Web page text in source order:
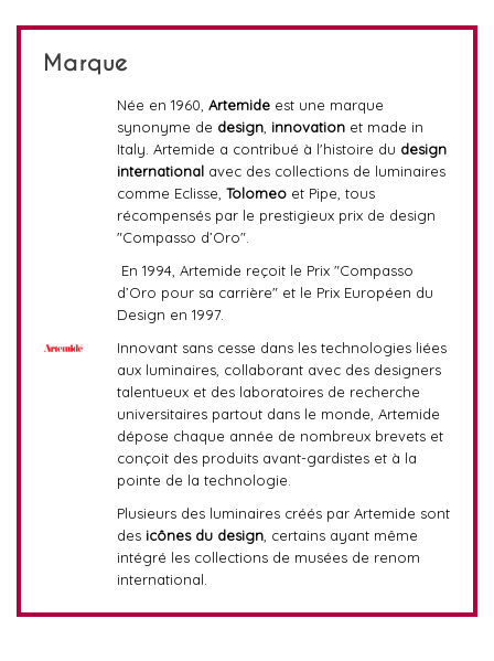
Marque
Née en 1960, Artemideest une marque
synonyme de design, innovationet made in
Italy. Artemide a contribué à l'histoire du design
internationalavec des collections de luminaires
comme Eclisse, Tolomeoet Pipe, tous
récompensés par le prestigieux prix de design
"Compasso d’Oro".
En 1994, Artemide reçoit le Prix "Compasso
d’Oro pour sa carrière" et le Prix Européen du
Design en 1997.
Innovant sans cesse dans les technologies liées
aux luminaires, collaborant avec des designers
talentueux et des laboratoires de recherche
universitaires partout dans le monde, Artemide
dépose chaque année de nombreux brevets et
conçoit des produits avant-gardistes et à la
pointe de la technologie.
Plusieurs des luminaires créés par Artemide sont
des icônes du design, certains ayant même
intégré les collections de musées de renom
international.